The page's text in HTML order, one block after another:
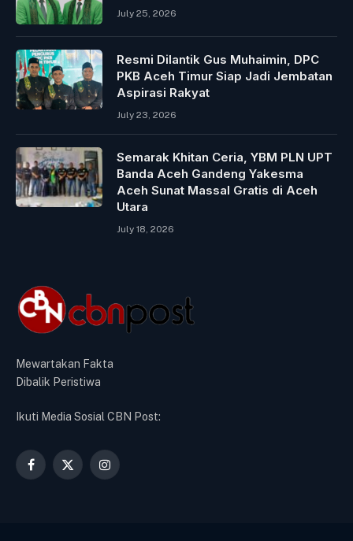
July 25, 2026
Resmi Dilantik Gus Muhaimin, DPC
PKB Aceh Timur Siap Jadi Jembatan
Aspirasi Rakyat
July 23, 2026
Semarak Khitan Ceria, YBM PLN UPT
Banda Aceh Gandeng Yakesma
Aceh Sunat Massal Gratis di Aceh
Utara
July 18, 2026
Mewartakan Fakta
Dibalik Peristiwa
Ikuti Media Sosial CBN Post:
Facebook
X
Instagram